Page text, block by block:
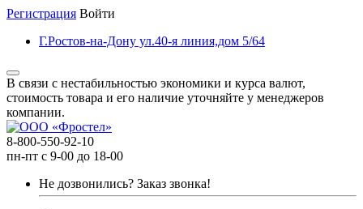
Регистрация Войти
Г.Ростов-на-Дону ул.40-я линия,дом 5/64
В связи с нестабильностью экономики и курса валют,
стоимость товара и его наличие уточняйте у менеджеров
компании.
8-800-550-92-10
пн-пт с 9-00 до 18-00
Не дозвонились? Заказ звонка!